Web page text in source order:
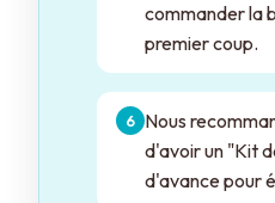
commander la
premier coup.
Nous
d'avoir un "Kit
d'avance pour